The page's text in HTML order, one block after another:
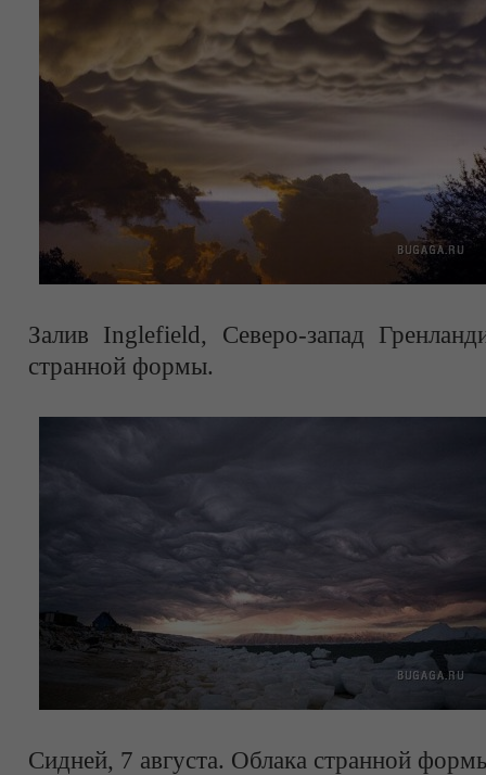
Залив Inglefield, Северо-запад
странной формы.
Сидней, 7 августа. Облака странной